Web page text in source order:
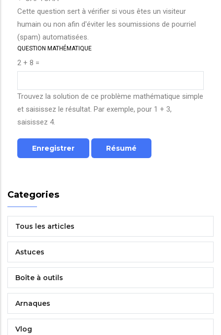
Cette question sert à vérifier si vous êtes un visiteur
humain ou non afin d'éviter les soumissions de pourriel
(spam) automatisées.
QUESTION MATHÉMATIQUE
2 + 8 =
Trouvez la solution de ce problème mathématique simple
et saisissez le résultat. Par exemple, pour 1 + 3,
saisissez 4.
Categories
Tous les articles
Astuces
Boîte à outils
Arnaques
Vlog